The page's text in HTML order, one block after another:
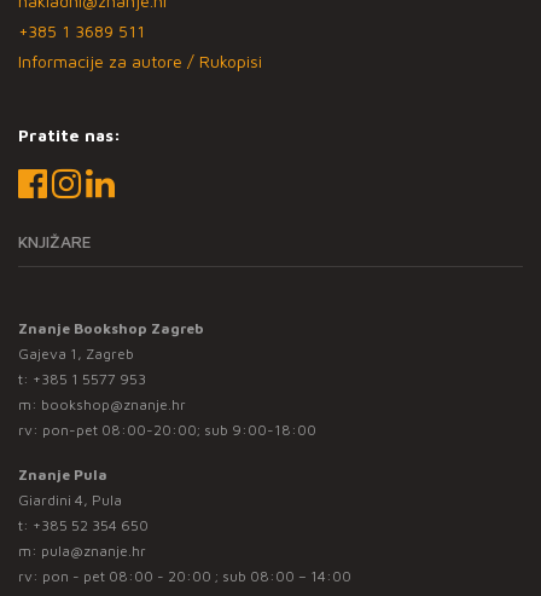
+385 1 3689 511
Informacije za autore / Rukopisi
Pratite nas:
KNJIŽARE
Znanje Bookshop Zagreb
Gajeva 1, Zagreb
t: +385 1 5577 953
m: bookshop@znanje.hr
rv: pon-pet 08:00-20:00; sub 9:00-18:00
Znanje Pula
Giardini 4, Pula
t: +385 52 354 650
m: pula@znanje.hr
rv: pon - pet 08:00 - 20:00 ; sub 08:00 – 14:00